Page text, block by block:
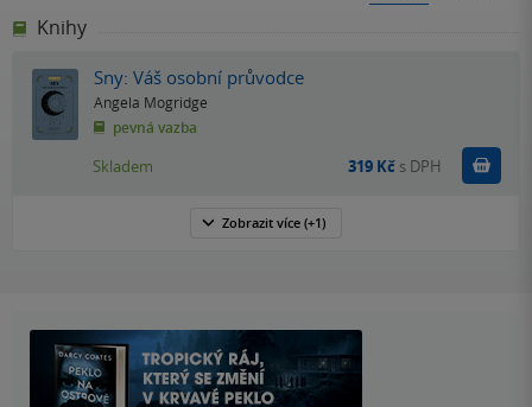
Knihy
Sny: Váš osobní průvodce
Angela Mogridge
pevná vazba
Skladem 319 Kč s DPH
Zobrazit více (+1)